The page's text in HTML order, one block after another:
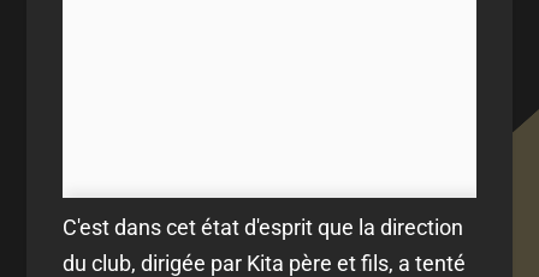
C'est dans cet état d'esprit que la direction
du club, dirigée par Kita père et fils, a tenté